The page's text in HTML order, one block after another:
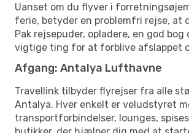
Uanset om du flyver i
ferie, betyder en problemfri rejse, at
Pak rejsepuder, opladere, en god bog
vigtige ting for at forblive afslappet
Afgang: Antalya Lufthavne
Travellink tilbyder flyrejser fra alle
Antalya. Hver enkelt er veludstyret
transportforbindelser, lounges,